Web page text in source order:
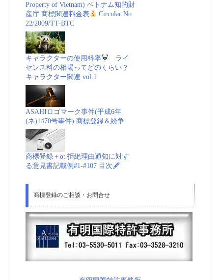
Property of Vietnam) ベトナム知的財
産庁 商標関連料金表
Circular No.
22/2009/TT-BTC
キャラクターの使用料率
ライ
センス料の相場ってどのくらい？
キャラクター関連 vol.1
ASAHIロゴマーク事件(平成6年
(ネ)1470号事件) 商標登録＆紛争
商標登録＋α: 拒絶理由通知に対す
る意見書記載例#1-#107 目次🖋
商標登録のご相談・お問合せ